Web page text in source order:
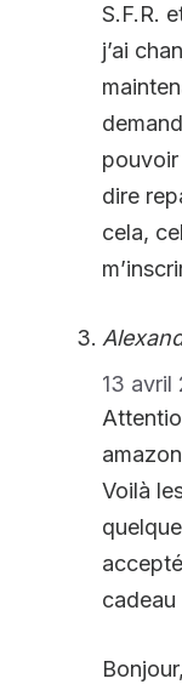
S.F.R.
j’ai
pouvoir
dire
cela,
13 avril
Voilà
cadeau
Bonjour,